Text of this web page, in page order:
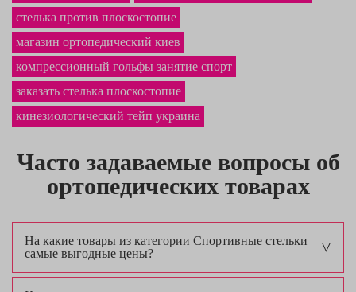
стелька против плоскостопие
магазин ортопедический киев
компрессионный гольфы занятие спорт
заказать стелька плоскостопие
кинезиологический тейп украина
Часто задаваемые вопросы об
ортопедических товарах
На какие товары из категории Спортивные стельки
самые выгодные цены?